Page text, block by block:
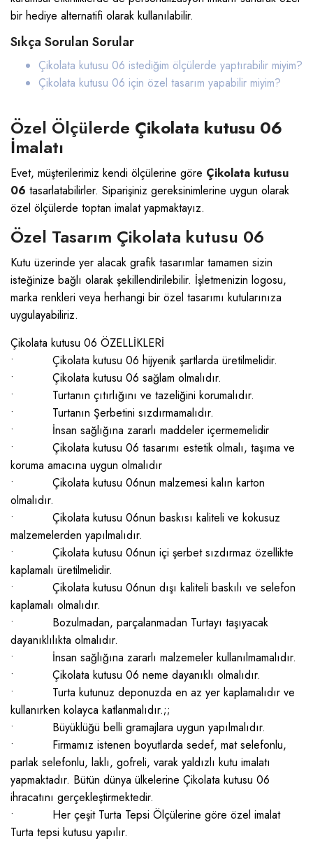
bir hediye alternatifi olarak kullanılabilir.
Sıkça Sorulan Sorular
Çikolata kutusu 06 istediğim ölçülerde yaptırabilir miyim?
Çikolata kutusu 06 için özel tasarım yapabilir miyim?
Özel Ölçülerde Çikolata kutusu 06
İmalatı
Evet, müşterilerimiz kendi ölçülerine göre Çikolata kutusu
06 tasarlatabilirler. Siparişiniz gereksinimlerine uygun olarak
özel ölçülerde toptan imalat yapmaktayız.
Özel Tasarım Çikolata kutusu 06
Kutu üzerinde yer alacak grafik tasarımlar tamamen sizin
isteğinize bağlı olarak şekillendirilebilir. İşletmenizin logosu,
marka renkleri veya herhangi bir özel tasarımı kutularınıza
uygulayabiliriz.
Çikolata kutusu 06 ÖZELLİKLERİ
• Çikolata kutusu 06 hijyenik şartlarda üretilmelidir.
• Çikolata kutusu 06 sağlam olmalıdır.
• Turtanın çıtırlığını ve tazeliğini korumalıdır.
• Turtanın Şerbetini sızdırmamalıdır.
• İnsan sağlığına zararlı maddeler içermemelidir
• Çikolata kutusu 06 tasarımı estetik olmalı, taşıma ve
koruma amacına uygun olmalıdır
• Çikolata kutusu 06nun malzemesi kalın karton
olmalıdır.
• Çikolata kutusu 06nun baskısı kaliteli ve kokusuz
malzemelerden yapılmalıdır.
• Çikolata kutusu 06nun içi şerbet sızdırmaz özellikte
kaplamalı üretilmelidir.
• Çikolata kutusu 06nun dışı kaliteli baskılı ve selefon
kaplamalı olmalıdır.
• Bozulmadan, parçalanmadan Turtayı taşıyacak
dayanıklılıkta olmalıdır.
• İnsan sağlığına zararlı malzemeler kullanılmamalıdır.
• Çikolata kutusu 06 neme dayanıklı olmalıdır.
• Turta kutunuz deponuzda en az yer kaplamalıdır ve
kullanırken kolayca katlanmalıdır.;;
• Büyüklüğü belli gramajlara uygun yapılmalıdır.
• Firmamız istenen boyutlarda sedef, mat selefonlu,
parlak selefonlu, laklı, gofreli, varak yaldızlı kutu imalatı
yapmaktadır. Bütün dünya ülkelerine Çikolata kutusu 06
ihracatını gerçekleştirmektedir.
• Her çeşit Turta Tepsi Ölçülerine göre özel imalat
Turta tepsi kutusu yapılır.